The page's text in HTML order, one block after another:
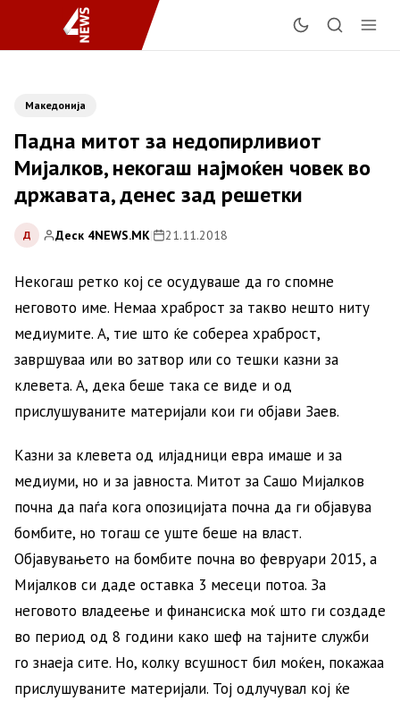
Македонија
Падна митот за недопирливиот
Мијалков, некогаш најмоќен човек во
државата, денес зад решетки
Д Деск 4NEWS.MK| 21.11.2018
Некогаш ретко кој се осудуваше да го спомне
неговото име. Немаа храброст за такво нешто ниту
медиумите. А, тие што ќе собереа храброст,
завршуваа или во затвор или со тешки казни за
клевета. А, дека беше така се виде и од
прислушуваните материјали кои ги објави Заев.
Казни за клевета од илјадници евра имаше и за
медиуми, но и за јавноста. Митот за Сашо Мијалков
почна да паѓа кога опозицијата почна да ги објавува
бомбите, но тогаш се уште беше на власт.
Објавувањето на бомбите почна во февруари 2015, а
Мијалков си даде оставка 3 месеци потоа. За
неговото владеење и финансиска моќ што ги создаде
во период од 8 години како шеф на тајните служби
го знаеја сите. Но, колку всушност бил моќен, покажаа
прислушуваните материјали. Тој одлучувал кој ќе